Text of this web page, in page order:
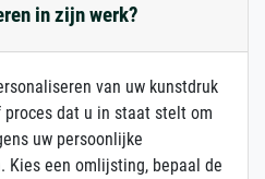
in zijn werk?
van uw kunstdruk
dat u in staat stelt om
uw persoonlijke
Kies een omlijsting, bepaal de